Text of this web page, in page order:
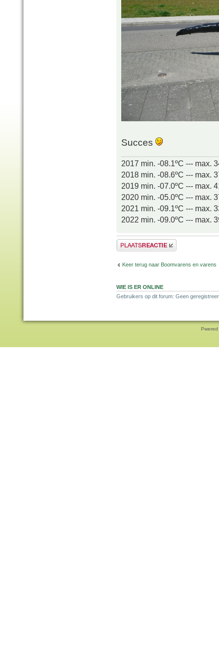
Succes
2017 min. -08.1ºC --- max.
2018 min. -08.6ºC --- max.
2019 min. -07.0ºC --- max.
2020 min. -05.0ºC --- max.
2021 min. -09.1ºC --- max.
2022 min. -09.0ºC --- max.
Plaats een reactie
Keer terug naar Boomvarens en varens
WIE IS ER ONLINE
Gebruikers op dit forum: Geen